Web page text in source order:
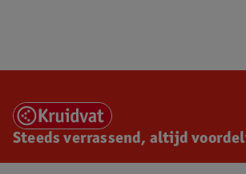
Steeds verrassend, altijd